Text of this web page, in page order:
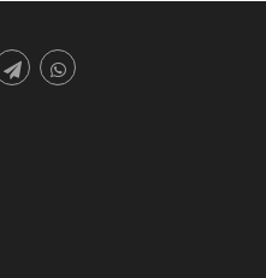
undang-
atau